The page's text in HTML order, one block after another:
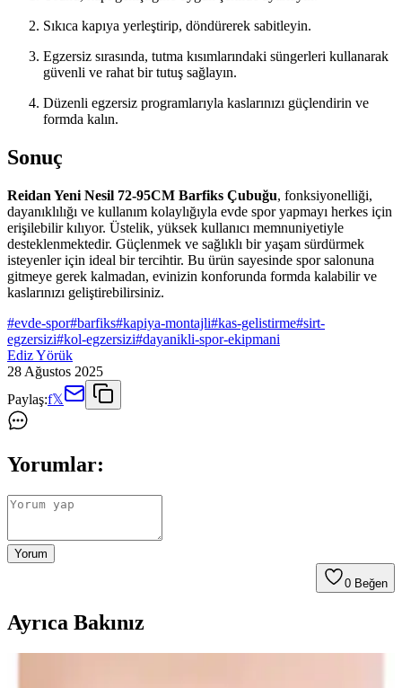
Sıkıca kapıya yerleştirip, döndürerek sabitleyin.
Egzersiz sırasında, tutma kısımlarındaki süngerleri kullanarak
güvenli ve rahat bir tutuş sağlayın.
Düzenli egzersiz programlarıyla kaslarınızı güçlendirin ve
formda kalın.
Sonuç
Reidan Yeni Nesil 72-95CM Barfiks Çubuğu, fonksiyonelliği,
dayanıklılığı ve kullanım kolaylığıyla evde spor yapmayı herkes için
erişilebilir kılıyor. Üstelik, yüksek kullanıcı memnuniyetiyle
desteklenmektedir. Güçlenmek ve sağlıklı bir yaşam sürdürmek
isteyenler için ideal bir tercihtir. Bu ürün sayesinde spor salonuna
gitmeye gerek kalmadan, evinizin konforunda formda kalabilir ve
kaslarınızı geliştirebilirsiniz.
#evde-spor#barfiks#kapiya-montajli#kas-gelistirme#sirt-
egzersizi#kol-egzersizi#dayanikli-spor-ekipmani
Ediz Yörük
28 Ağustos 2025
Paylaş:f𝕏
Yorumlar:
Yorum
0 Beğen
Ayrıca Bakınız